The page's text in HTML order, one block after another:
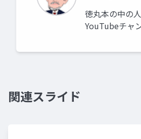
徳丸本の中の
YouTubeチャ
関連スライド